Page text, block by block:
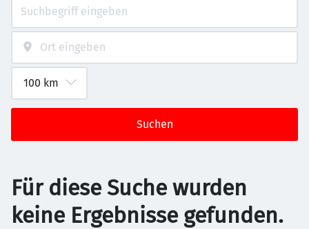
Suchen
Für diese Suche wurden
keine Ergebnisse gefunden.